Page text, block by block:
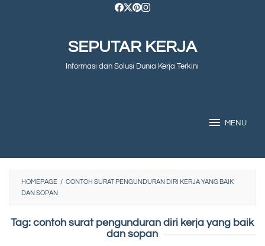
SEPUTAR KERJA
Informasi dan Solusi Dunia Kerja Terkini
MENU
HOMEPAGE / CONTOH SURAT PENGUNDURAN DIRI KERJA YANG BAIK
DAN SOPAN
Tag:contoh surat pengunduran diri kerja yang baik
dan sopan